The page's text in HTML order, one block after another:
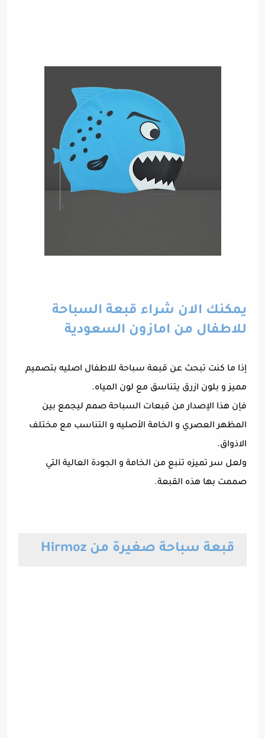
يمكنك الان شراء قبعة السباحة
للاطفال من امازون السعودية
إذا ما كنت تبحث عن قبعة سباحة للاطفال اصليه بتصميم
مميز و بلون ازرق يتناسق مع لون المياه.
فإن هذا الإصدار من قبعات السباحة صمم ليجمع بين
المظهر العصري و الخامة الأصليه و التناسب مع مختلف
الاذواق.
ولعل سر تميزه تنبع من الخامة و الجودة العالية التي
صممت بها هذه القبعة.
قبعة سباحة صغيرة من Hirmoz